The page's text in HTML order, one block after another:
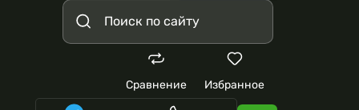
Сравнение Избранное